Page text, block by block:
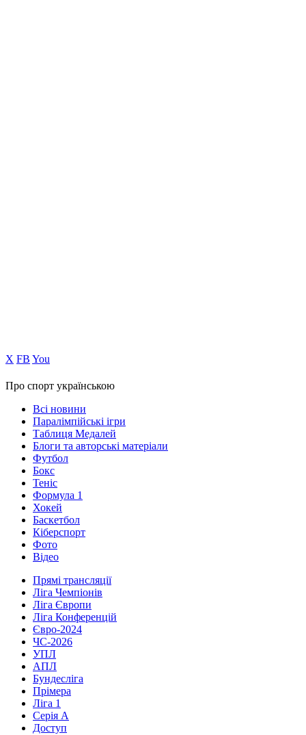
Х FB You
Про спорт українською
Всі новини
Паралімпійські ігри
Таблиця Медалей
Блоги та авторські матеріали
Футбол
Бокс
Теніс
Формула 1
Хокей
Баскетбол
Кіберспорт
Фото
Відео
Прямі трансляції
Ліга Чемпіонів
Ліга Європи
Ліга Конференцій
Євро-2024
ЧС-2026
УПЛ
АПЛ
Бундесліга
Прімера
Ліга 1
Серія А
Доступ